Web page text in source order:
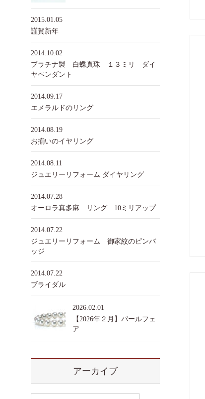
2015.01.05
謹賀新年
2014.10.02
プラチナ製 白蝶真珠 １３ミリ ダイ
ヤペンダント
2014.09.17
エメラルドのリング
2014.08.19
お揃いのイヤリング
2014.08.11
ジュエリーリフォーム ダイヤリング
2014.07.28
オーロラ真多麻 リング 10ミリアップ
2014.07.22
ジュエリーリフォーム 御家紋のピンバ
ッジ
2014.07.22
ブライダル
2026.02.01
【2026年２月】パールフェ
ア
アーカイブ